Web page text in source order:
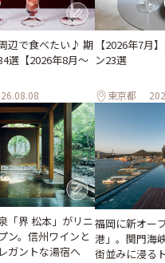
辺で食べたい♪ 期
選【2026年8月～
【2026年7月
ン23選
東京都
「界 松本」がリニ
ン。信州ワインと
ガントな湯宿へ
福岡に新オー
港」。関門海
街並みに浸る